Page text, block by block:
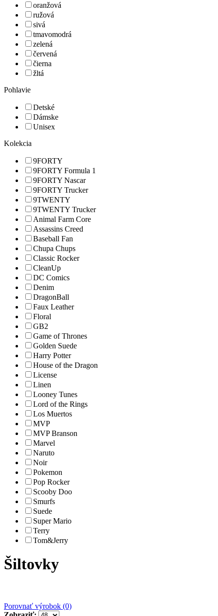
oranžová
ružová
sivá
tmavomodrá
zelená
červená
čierna
žltá
Pohlavie
Detské
Dámske
Unisex
Kolekcia
9FORTY
9FORTY Formula 1
9FORTY Nascar
9FORTY Trucker
9TWENTY
9TWENTY Trucker
Animal Farm Core
Assassins Creed
Baseball Fan
Chupa Chups
Classic Rocker
CleanUp
DC Comics
Denim
DragonBall
Faux Leather
Floral
GB2
Game of Thrones
Golden Suede
Harry Potter
House of the Dragon
License
Linen
Looney Tunes
Lord of the Rings
Los Muertos
MVP
MVP Branson
Marvel
Naruto
Noir
Pokemon
Pop Rocker
Scooby Doo
Smurfs
Suede
Super Mario
Terry
Tom&Jerry
Šiltovky
Porovnať výrobok (0)